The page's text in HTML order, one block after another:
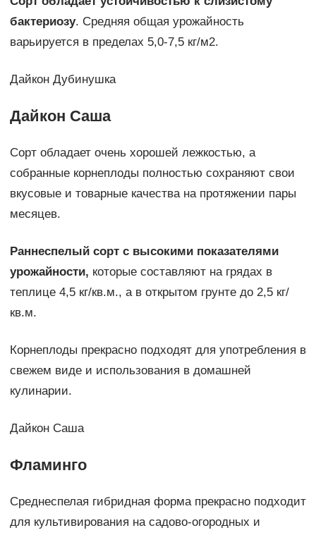
бактериозу. Средняя общая урожайность
варьируется в пределах 5,0-7,5 кг/м2.
Дайкон Дубинушка
Дайкон Саша
Сорт обладает очень хорошей лежкостью, а
собранные корнеплоды полностью сохраняют свои
вкусовые и товарные качества на протяжении пары
месяцев.
Раннеспелый сорт с высокими показателями
урожайности, которые составляют на грядах в
теплице 4,5 кг/кв.м., а в открытом грунте до 2,5 кг/
кв.м.
Корнеплоды прекрасно подходят для употребления в
свежем виде и использования в домашней
кулинарии.
Дайкон Саша
Фламинго
Среднеспелая гибридная форма прекрасно подходит
для культивирования на садово-огородных и